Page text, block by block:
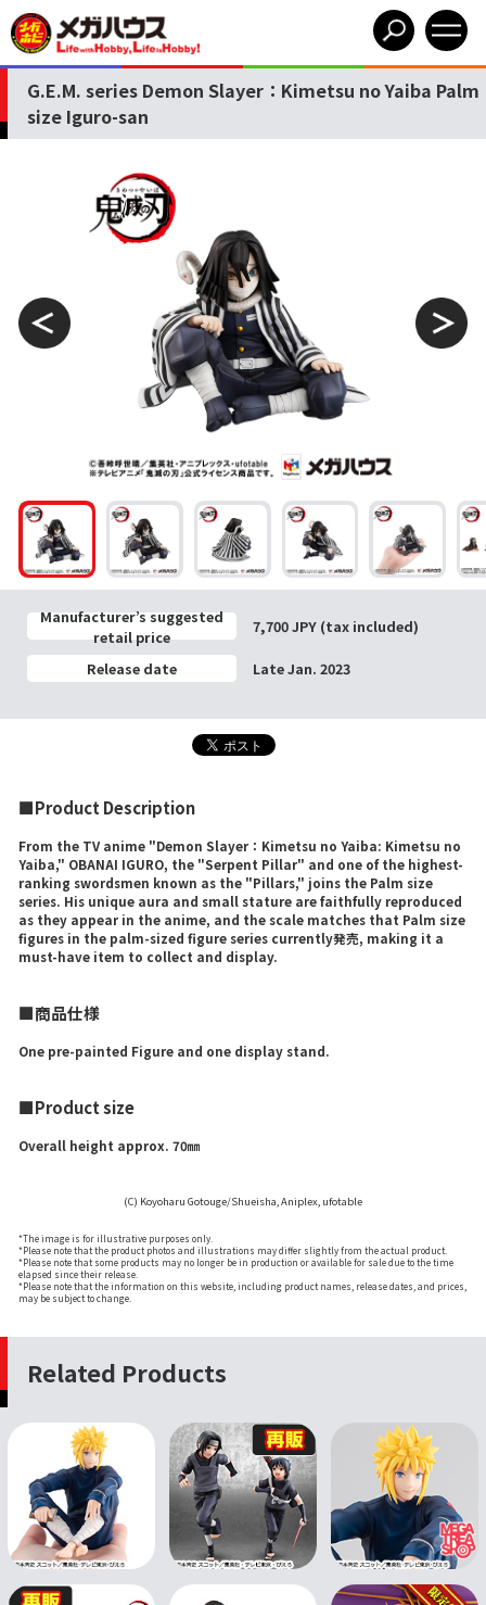
G.E.M. series Demon Slayer：Kimetsu no Yaiba Palm
size Iguro-san
Manufacturer’s suggested
retail price
7,700 JPY (tax included)
Release date Late Jan. 2023
■Product Description
From the TV anime "Demon Slayer：Kimetsu no Yaiba: Kimetsu no
Yaiba," OBANAI IGURO, the "Serpent Pillar" and one of the highest-
ranking swordsmen known as the "Pillars," joins the Palm size
series. His unique aura and small stature are faithfully reproduced
as they appear in the anime, and the scale matches that Palm size
figures in the palm-sized figure series currently発売, making it a
must-have item to collect and display.
■商品仕様
One pre-painted Figure and one display stand.
■Product size
Overall height approx. 70㎜
(C) Koyoharu Gotouge/Shueisha, Aniplex, ufotable
*The image is for illustrative purposes only.
*Please note that the product photos and illustrations may differ slightly from the actual product.
*Please note that some products may no longer be in production or available for sale due to the time
elapsed since their release.
*Please note that the information on this website, including product names, release dates, and prices,
may be subject to change.
Related Products